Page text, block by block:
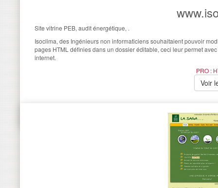
Site vitrine PEB, audit énergétique, .
Isoclima, des Ingénieurs non informaticiens souhaitaient pouvoir
pages HTML définies dans un dossier éditable, ceci leur permet
internet.
PRO :
Voir